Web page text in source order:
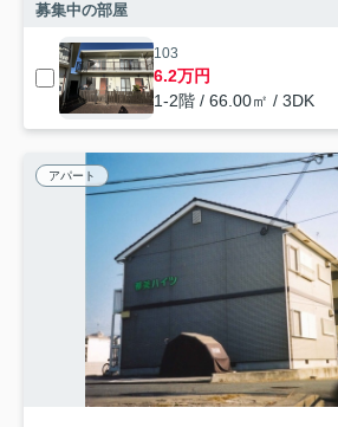
募集中の部屋
103
6.2万円
1-2階 / 66.00㎡ / 3DK
アパート